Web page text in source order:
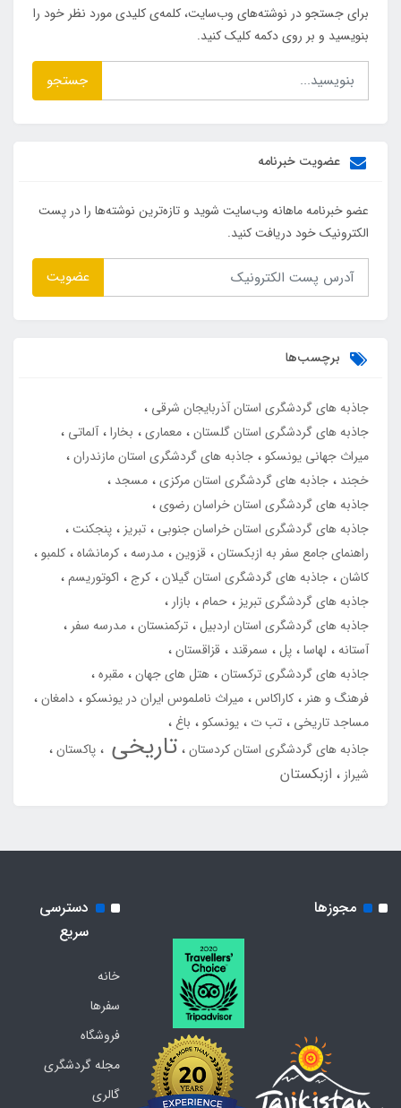
برای جستجو در نوشته‌های وب‌سایت، کلمه‌ی کلیدی مورد نظر خود را
بنویسید و بر روی دکمه کلیک کنید.
جستجو
عضویت خبرنامه
عضو خبرنامه ماهانه وب‌سایت شوید و تازه‌ترین نوشته‌ها را در پست
الکترونیک خود دریافت کنید.
عضویت
برچسب‌ها
جاذبه های گردشگری استان آذربایجان شرقی
جاذبه های گردشگری استان گلستان معماری بخارا آلماتی
میراث جهانی یونسکو جاذبه های گردشگری استان مازندران
خجند
جاذبه های گردشگری استان مرکزی مسجد
جاذبه های گردشگری استان خراسان رضوی
جاذبه های گردشگری استان خراسان جنوبی
تبریز
پنجکنت
راهنمای جامع سفر به ازبکستان قزوین مدرسه کرمانشاه کلمبو
کاشان جاذبه های گردشگری استان گیلان کرج
اکوتوریسم
جاذبه های گردشگری تبریز
حمام
بازار
جاذبه های گردشگری استان اردبیل ترکمنستان مدرسه سفر
آستانه
لهاسا پل سمرقند
قزاقستان
جاذبه های گردشگری ترکستان هتل های جهان مقبره
فرهنگ و هنر
کاراکاس میراث ناملموس ایران در یونسکو دامغان
مساجد تاریخی
تب ت یونسکو
باغ
جاذبه های گردشگری استان کردستان تاریخی
پاکستان
شیراز
ازبکستان
مجوزها
دسترسی
سریع
خانه
سفرها
فروشگاه
مجله گردشگری
گالری